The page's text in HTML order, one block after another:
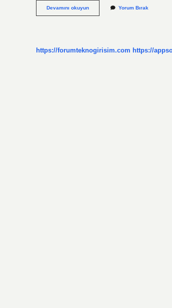
Devamını okuyunKalburabastı
Nedir
Yorum Bırak
https://forumteknogirisim.com https://